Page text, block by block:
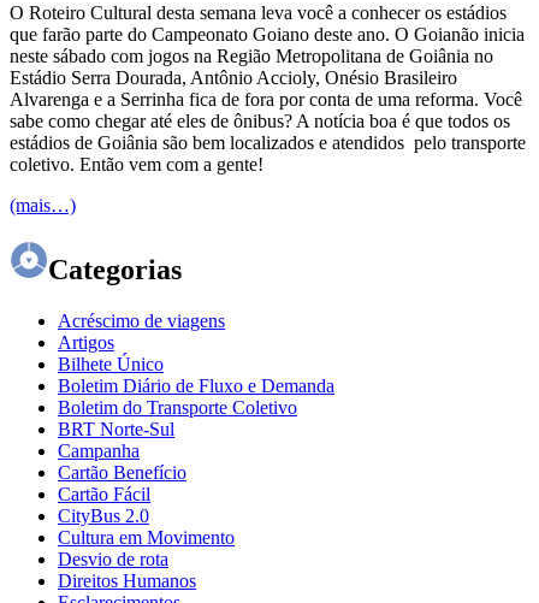
O Roteiro Cultural desta semana leva você a conhecer os estádios
que farão parte do Campeonato Goiano deste ano. O Goianão inicia
neste sábado com jogos na Região Metropolitana de Goiânia no
Estádio Serra Dourada, Antônio Accioly, Onésio Brasileiro
Alvarenga e a Serrinha fica de fora por conta de uma reforma. Você
sabe como chegar até eles de ônibus? A notícia boa é que todos os
estádios de Goiânia são bem localizados e atendidos pelo transporte
coletivo. Então vem com a gente!
(mais…)
Categorias
Acréscimo de viagens
Artigos
Bilhete Único
Boletim Diário de Fluxo e Demanda
Boletim do Transporte Coletivo
BRT Norte-Sul
Campanha
Cartão Benefício
Cartão Fácil
CityBus 2.0
Cultura em Movimento
Desvio de rota
Direitos Humanos